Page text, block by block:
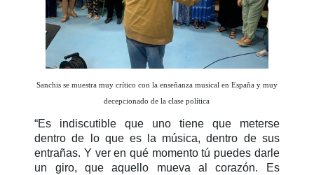
Sanchis se muestra muy crítico con la enseñanza musical en España y muy
decepcionado de la clase política
“Es indiscutible que uno tiene que meterse
dentro de lo que es la música, dentro de sus
entrañas. Y ver en qué momento tú puedes darle
un giro, que aquello mueva al corazón. Es